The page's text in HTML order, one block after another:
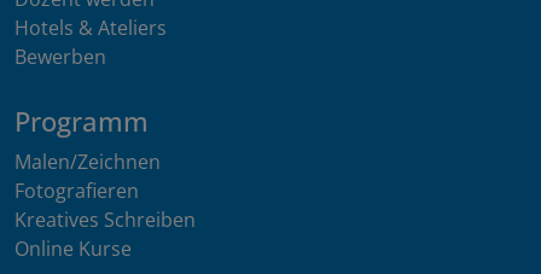
Hotels & Ateliers
Bewerben
Programm
Malen/Zeichnen
Fotografieren
Kreatives Schreiben
Online Kurse